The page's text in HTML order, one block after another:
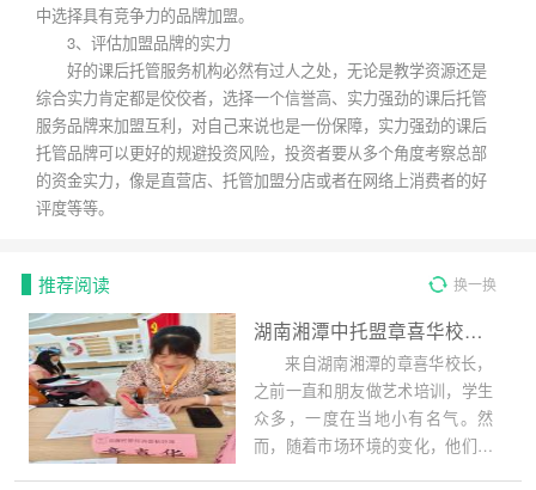
中选择具有竞争力的品牌加盟。
3、评估加盟品牌的实力
好的课后托管服务机构必然有过人之处，无论是教学资源还是
综合实力肯定都是佼佼者，选择一个信誉高、实力强劲的课后托管
服务品牌来加盟互利，对自己来说也是一份保障，实力强劲的课后
托管品牌可以更好的规避投资风险，投资者要从多个角度考察总部
的资金实力，像是直营店、托管加盟分店或者在网络上消费者的好
评度等等。
推荐阅读 换一换
湖南湘潭中托盟章喜华校长：艺培转托管，实现成功蜕变
来自湖南湘潭的章喜华校长，
之前一直和朋友做艺术培训，学生
众多，一度在当地小有名气。然
而，随着市场环境的变化，他们敏